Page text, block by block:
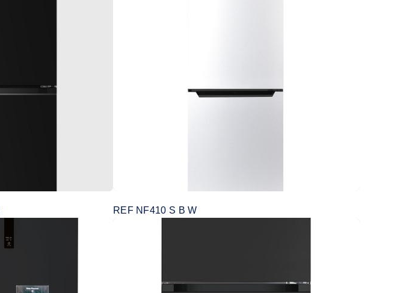
REF NF410 S B W